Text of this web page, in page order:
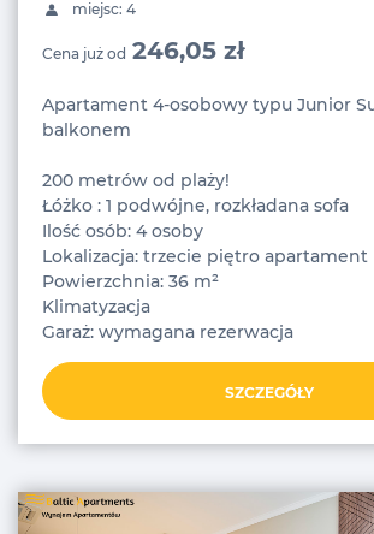
miejsc: 4
Cena już od 246,05 zł
Apartament 4-osobowy typu Junior
balkonem
200 metrów od plaży!
Łóżko : 1 podwójne, rozkładana sofa
Ilość osób: 4 osoby
Lokalizacja: trzecie piętro apartament
Powierzchnia: 36 m²
Klimatyzacja
Garaż: wymagana rezerwacja
SZCZEGÓŁY